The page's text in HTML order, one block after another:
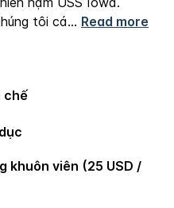
tôi cá... Read more
chế